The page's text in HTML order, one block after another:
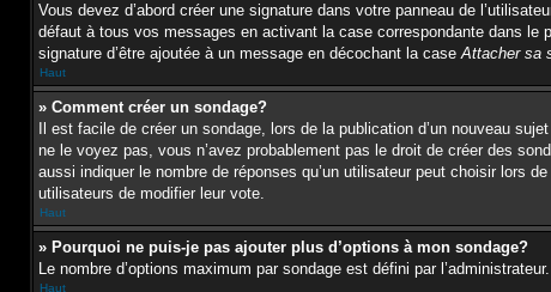
Vous devez d’abord créer une signature dans votre panneau de
défaut à tous vos messages en activant la case correspondante dans le
signature d’être ajoutée à un message en décochant la caseAttacher sa
Haut
» Comment créer un sondage?
Il est facile de créer un sondage, lors de la publication d’un nouveau
ne le voyez pas, vous n’avez probablement pas le droit de créer des
aussi indiquer le nombre de réponses qu’un utilisateur peut choisir lors
utilisateurs de modifier leur vote.
Haut
» Pourquoi ne puis-je pas ajouter plus d’options à mon sondage?
Le nombre d’options maximum par sondage est défini par
Haut